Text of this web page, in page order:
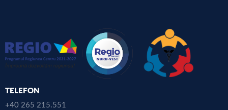
TELEFON
+40 265 215.551